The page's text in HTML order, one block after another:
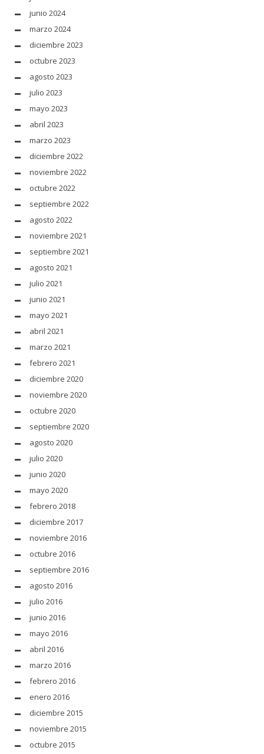
junio 2024
marzo 2024
diciembre 2023
octubre 2023
agosto 2023
julio 2023
mayo 2023
abril 2023
marzo 2023
diciembre 2022
noviembre 2022
octubre 2022
septiembre 2022
agosto 2022
noviembre 2021
septiembre 2021
agosto 2021
julio 2021
junio 2021
mayo 2021
abril 2021
marzo 2021
febrero 2021
diciembre 2020
noviembre 2020
octubre 2020
septiembre 2020
agosto 2020
julio 2020
junio 2020
mayo 2020
febrero 2018
diciembre 2017
noviembre 2016
octubre 2016
septiembre 2016
agosto 2016
julio 2016
junio 2016
mayo 2016
abril 2016
marzo 2016
febrero 2016
enero 2016
diciembre 2015
noviembre 2015
octubre 2015